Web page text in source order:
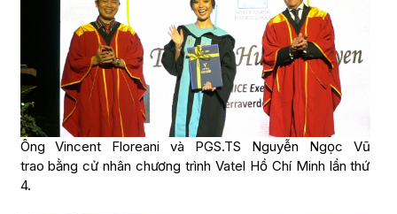
Ông Vincent Floreani và PGS.TS Nguyễn Ngọc Vũ
trao bằng cử nhân chương trình Vatel Hồ Chí Minh lần thứ
4.